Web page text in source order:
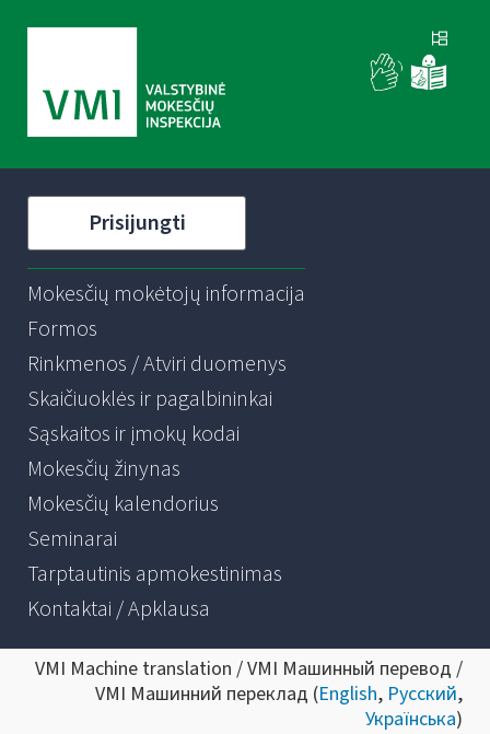
Prisijungti
Mokesčių mokėtojų informacija
Formos
Rinkmenos / Atviri duomenys
Skaičiuoklės ir pagalbininkai
Sąskaitos ir įmokų kodai
Mokesčių žinynas
Mokesčių kalendorius
Seminarai
Tarptautinis apmokestinimas
Kontaktai / Apklausa
VMI Machine translation / VMI Машинный перевод /
VMI Машинний переклад (English, Русский,
Українська)